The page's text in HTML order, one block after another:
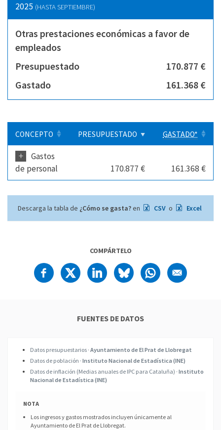
2025 (HASTA SEPTIEMBRE)
Otras prestaciones económicas a favor de
empleados
Presupuestado
170.877 €
Gastado
161.368 €
CONCEPTO PRESUPUESTADO GASTADO*
+
Gastos
de personal
170.877 € 161.368 €
Descarga la tabla de ¿Cómo se gasta?en CSV o Excel
COMPÁRTELO
FUENTES DE DATOS
Datos presupuestarios · Ayuntamiento de El Prat de Llobregat
Datos de población · Instituto Nacional de Estadística (INE)
Datos de inflación (Medias anuales de IPC para Cataluña) · Instituto
Nacional de Estadística (INE)
NOTA
Los ingresos y gastos mostrados incluyen únicamente al
Ayuntamiento de El Prat de Llobregat.